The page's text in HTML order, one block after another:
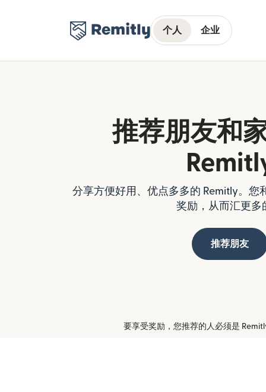
个人 企业
推荐朋友和
分享方便好用、优点多多的 Remitly。您
奖励，从而汇更多
推荐朋友
要享受奖励，您推荐的人必须是